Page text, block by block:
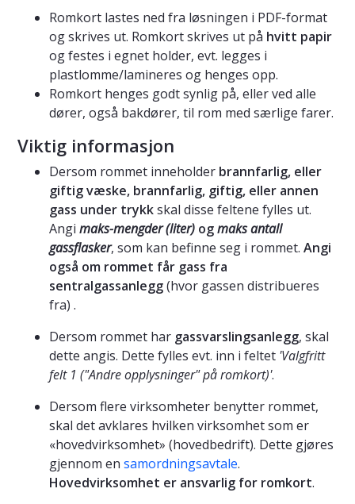
Romkort lastes ned fra løsningen i PDF-format
og skrives ut. Romkort skrives ut på hvitt papir
og festes i egnet holder, evt. legges i
plastlomme/lamineres og henges opp.
Romkort henges godt synlig på, eller ved alle
dører, også bakdører, til rom med særlige farer.
Viktig informasjon
Dersom rommet inneholder brannfarlig, eller
giftig væske, brannfarlig, giftig, eller annen
gass under trykkskal disse feltene fylles ut.
Angi maks-mengder (liter) ogmaks antall
gassflasker, som kan befinne seg i rommet. Angi
også om rommet får gass fra
sentralgassanlegg(hvor gassen distribueres
fra) .
Dersom rommet har gassvarslingsanlegg, skal
dette angis. Dette fylles evt. inn i feltet 'Valgfritt
felt 1 ("Andre opplysninger" på romkort)'.
Dersom flere virksomheter benytter rommet,
skal det avklares hvilken virksomhet som er
«hovedvirksomhet» (hovedbedrift). Dette gjøres
gjennom en samordningsavtale.
Hovedvirksomhet er ansvarlig for romkort.